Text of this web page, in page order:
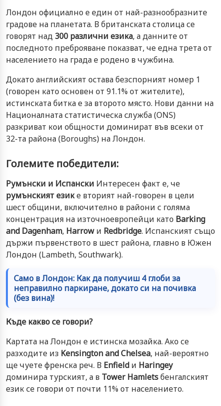
Лондон официално е един от най-разнообразните
градове на планетата. В британската столица се
говорят над 300 различни езика, а данните от
последното преброяване показват, че една трета от
населението на града е родено в чужбина.
Докато английският остава безспорният номер 1
(говорен като основен от 91.1% от жителите),
истинската битка е за второто място. Нови данни на
Националната статистическа служба (ONS)
разкриват кои общности доминират във всеки от
32-та района (Boroughs) на Лондон.
Големите победители:
Румънски и Испански Интересен факт е, че
румънският езике вторият най-говорен в цели
шест общини, включително в райони с голяма
концентрация на източноевропейци като Barking
and Dagenham, Harrow и Redbridge. Испанският също
държи първенството в шест района, главно в Южен
Лондон (Lambeth, Southwark).
Само в Лондон: Как да получиш 4 глоби за
неправилно паркиране, докато си на почивка
(без вина)!
Къде какво се говори?
Картата на Лондон е истинска мозайка. Ако се
разходите из Kensington and Chelsea, най-вероятно
ще чуете френска реч. В Enfield и Haringey
доминира турският, а в Tower Hamletsбенгалският
език се говори от почти 11% от населението.